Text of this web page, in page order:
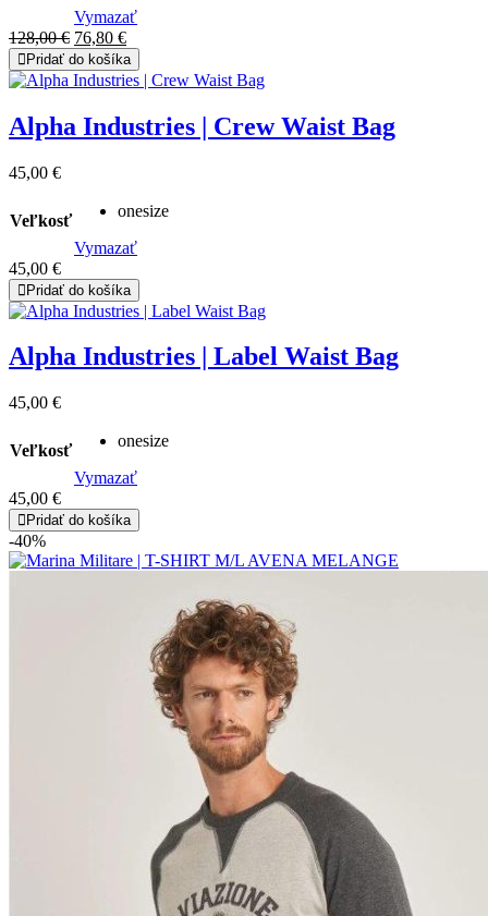
Vymazať
128,00€ Original
price
was:
76,80 €Current
price
is:
76,80 €.
Pridať do košíka
Alpha Industries | Crew Waist Bag
45,00 €
Veľkosť
onesize
Vymazať
45,00 €
Pridať do košíka
Alpha Industries | Label Waist Bag
45,00 €
Veľkosť
onesize
Vymazať
45,00 €
Pridať do košíka
-40%